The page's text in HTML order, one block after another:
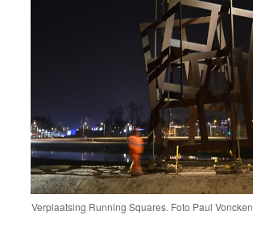
Verplaatsing Running Squares. Foto Paul Voncken